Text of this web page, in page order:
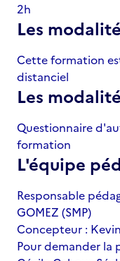
2h
Les
Cette formation
distanciel
Les
Questionnaire
formation
L'équipe
Responsable
GOMEZ (SMP)
Concepteur :
Pour demander la